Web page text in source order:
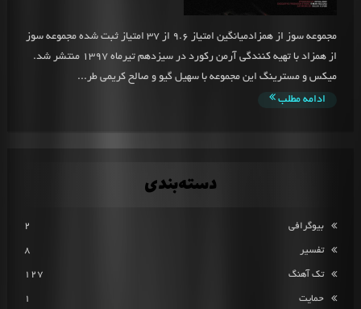
مجموعه سوز از همزادمیانگین امتیاز 9.6 از 37 امتیاز ثبت شده مجموعه سوز
از همزاد با تهیه کنندگی آرمن رکورد در سیزدهم تیرماه 1397 منتشر شد.
میکس و مسترینگ این مجموعه با سهیل گیو و صالح کریمی طر...
ادامه مطلب
دسته‌بندی
بیوگرافی 2
تفسیر 8
تک آهنگ 127
حمایت 1